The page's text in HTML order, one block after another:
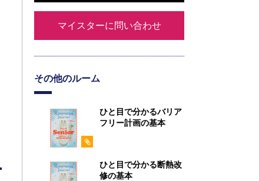
マイスターに問い合わせ
その他のルーム
ひと目で分かるバリア
フリー計画の基本
ひと目で分かる断熱改
修の基本